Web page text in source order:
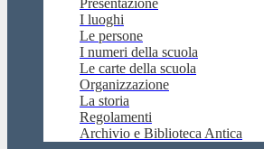
Presentazione
I luoghi
Le persone
I numeri della scuola
Le carte della scuola
Organizzazione
La storia
Regolamenti
Archivio e Biblioteca Antica